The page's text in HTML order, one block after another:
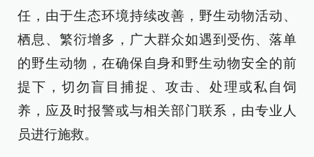
任，由于生态环境持续改善，野生动物活动、
栖息、繁衍增多，广大群众如遇到受伤、落单
的野生动物，在确保自身和野生动物安全的前
提下，切勿盲目捕捉、攻击、处理或私自饲
养，应及时报警或与相关部门联系，由专业人
员进行施救。